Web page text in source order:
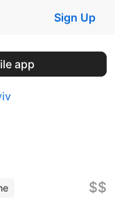
Sign Up
app
$$